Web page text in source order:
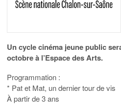
Un cycle cinéma jeune public
octobre à l’Espace des Arts.
Programmation :
* Pat et Mat, un dernier tour de vis
À partir de 3 ans